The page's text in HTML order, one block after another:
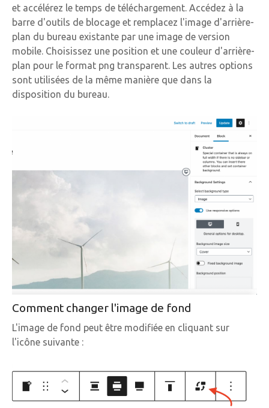
et accélérez le temps de téléchargement. Accédez à la
barre d'outils de blocage et remplacez l'image d'arrière-
plan du bureau existante par une image de version
mobile. Choisissez une position et une couleur d'arrière-
plan pour le format png transparent. Les autres options
sont utilisées de la même manière que dans la
disposition du bureau.
Comment changer l'image de fond
L'image de fond peut être modifiée en cliquant sur
l'icône suivante :